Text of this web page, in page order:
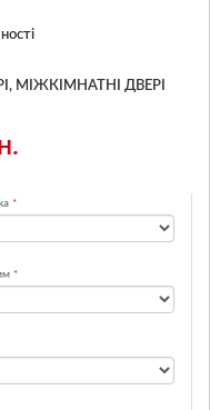
МІЖКІМНАТНІ ДВЕРІ